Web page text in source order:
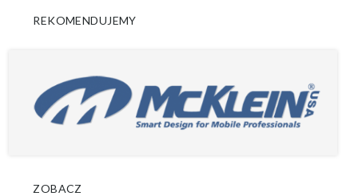
REKOMENDUJEMY
ZOBACZ